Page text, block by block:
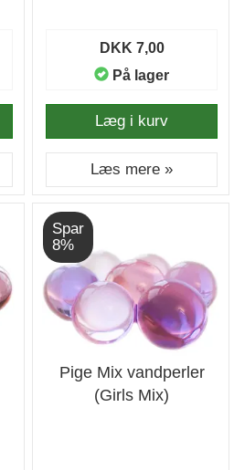
DKK 7,00
På lager
Læg i kurv
Læs mere »
Spar
8%
Pige Mix vandperler
(Girls Mix)